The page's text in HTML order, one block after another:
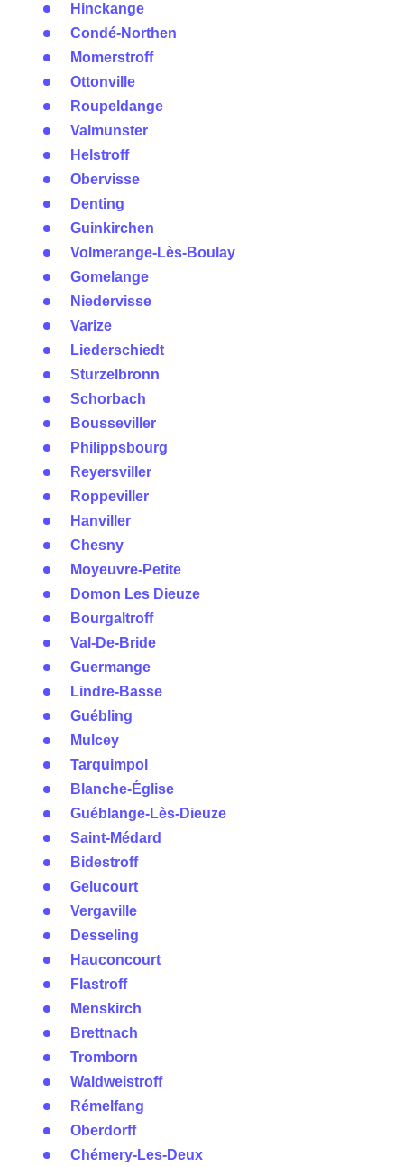
Hinckange
Condé-Northen
Momerstroff
Ottonville
Roupeldange
Valmunster
Helstroff
Obervisse
Denting
Guinkirchen
Volmerange-Lès-Boulay
Gomelange
Niedervisse
Varize
Liederschiedt
Sturzelbronn
Schorbach
Bousseviller
Philippsbourg
Reyersviller
Roppeviller
Hanviller
Chesny
Moyeuvre-Petite
Domon Les Dieuze
Bourgaltroff
Val-De-Bride
Guermange
Lindre-Basse
Guébling
Mulcey
Tarquimpol
Blanche-Église
Guéblange-Lès-Dieuze
Saint-Médard
Bidestroff
Gelucourt
Vergaville
Desseling
Hauconcourt
Flastroff
Menskirch
Brettnach
Tromborn
Waldweistroff
Rémelfang
Oberdorff
Chémery-Les-Deux